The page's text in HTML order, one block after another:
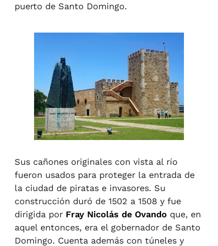
puerto de Santo Domingo.
Sus cañones originales con vista al río
fueron usados para proteger la entrada de
la ciudad de piratas e invasores. Su
construcción duró de 1502 a 1508 y fue
dirigida por Fray Nicolás de Ovando que, en
aquel entonces, era el gobernador de Santo
Domingo. Cuenta además con túneles y